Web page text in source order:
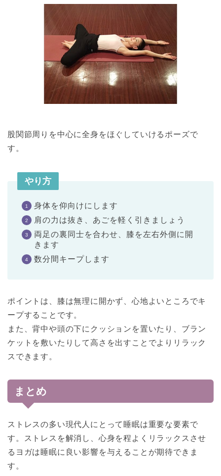
股関節周りを中心に全身をほぐしていけるポーズで
す。
やり方
身体を仰向けにします
肩の力は抜き、あごを軽く引きましょう
両足の裏同士を合わせ、膝を左右外側に開
きます
数分間キープします
ポイントは、膝は無理に開かず、心地よいところでキ
ープすることです。
また、背中や頭の下にクッションを置いたり、ブラン
ケットを敷いたりして高さを出すことでよりリラック
スできます。
まとめ
ストレスの多い現代人にとって睡眠は重要な要素で
す。ストレスを解消し、心身を程よくリラックスさせ
るヨガは睡眠に良い影響を与えることが期待できま
す。